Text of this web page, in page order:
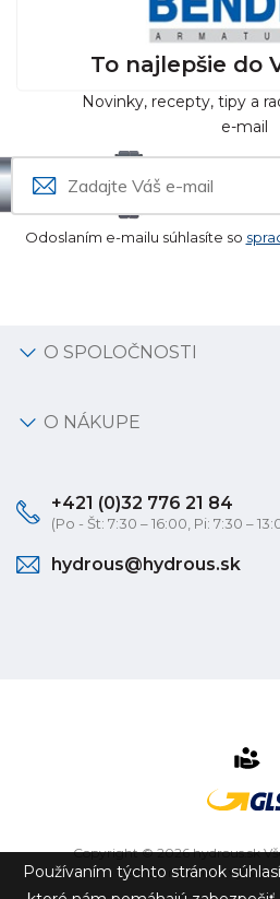
To najlepšie do
Novinky, recepty, tipy a
e-mail
Odoslaním e-mailu súhlasíte so
O SPOLOČNOSTI
O NÁKUPE
+421 (0)32 776 21 84
(Po - Št: 7:30 – 16:00, Pi: 7:30 –
hydrous@hydrous.sk
Copyright © 2026 hydrous.sk
eshop na mieru
Používaním týchto stránok